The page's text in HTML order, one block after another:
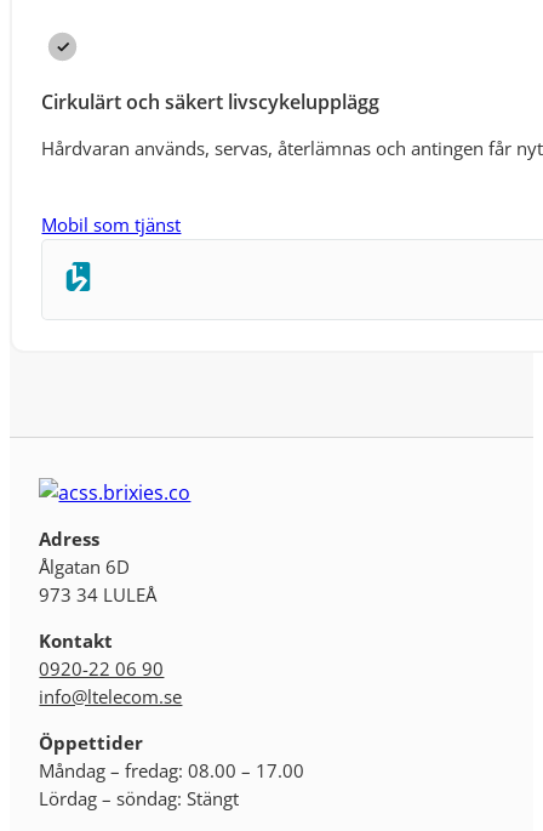
Cirkulärt och säkert livscykelupplägg
Hårdvaran används, servas, återlämnas och antingen får
Mobil som tjänst
Adress
Ålgatan 6D
973 34 LULEÅ
Kontakt
0920-22 06 90
info@ltelecom.se
Öppettider
Måndag – fredag: 08.00 – 17.00
Lördag – söndag: Stängt